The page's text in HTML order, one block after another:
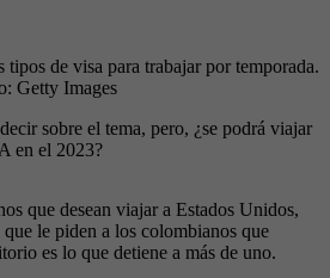
tipos de visa para trabajar por temporada.
Getty Images
sobre el tema, pero, ¿se podrá viajar
en el 2023?
que desean viajar a Estados Unidos,
le piden a los colombianos que
es lo que detiene a más de uno.